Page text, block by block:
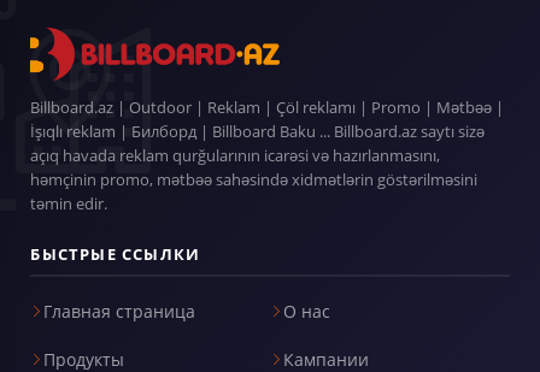
Billboard.az | Outdoor | Reklam | Çöl reklamı | Promo | Mətbəə |
İşıqlı reklam | Билборд | Billboard Baku ... Billboard.az saytı sizə
açıq havada reklam qurğularının icarəsi və hazırlanmasını,
həmçinin promo, mətbəə sahəsində xidmətlərin göstərilməsini
təmin edir.
БЫСТРЫЕ ССЫЛКИ
Главная страница
Продукты
О нас
Кампании